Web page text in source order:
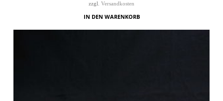
zzgl. Versandkosten
IN DEN WARENKORB